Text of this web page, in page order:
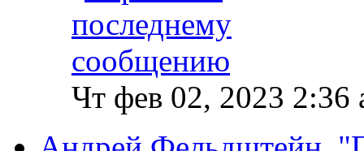
Чт фев 02, 2023 2:36